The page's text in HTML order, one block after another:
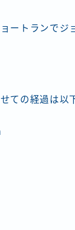
ートランでジ
ての経過は以